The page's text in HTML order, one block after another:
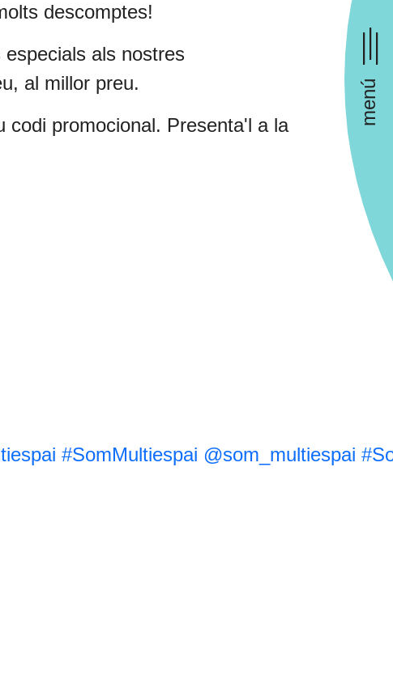
menú
descomptes!
als nostres
al millor preu.
promocional. Presenta'l a la
#SomMultiespai @som_multiespai